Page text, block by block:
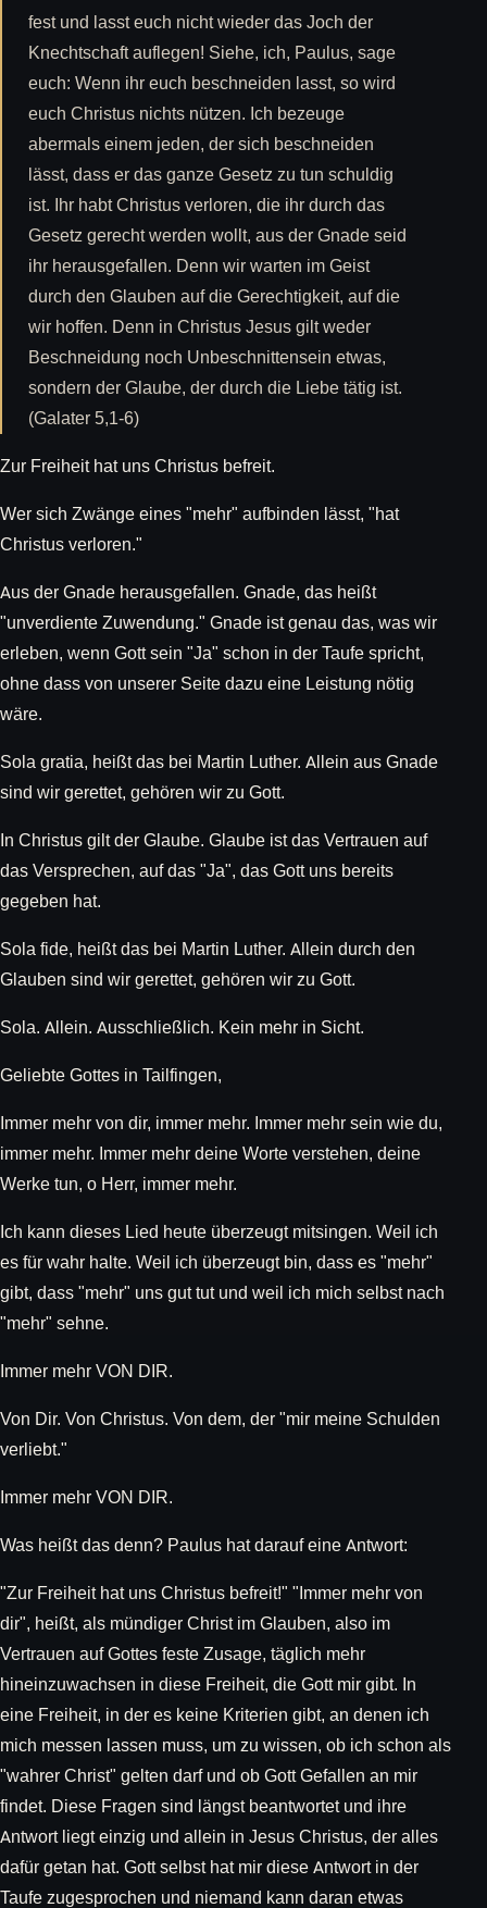
fest und lasst euch nicht wieder das Joch der
Knechtschaft auflegen! Siehe, ich, Paulus, sage
euch: Wenn ihr euch beschneiden lasst, so wird
euch Christus nichts nützen. Ich bezeuge
abermals einem jeden, der sich beschneiden
lässt, dass er das ganze Gesetz zu tun schuldig
ist. Ihr habt Christus verloren, die ihr durch das
Gesetz gerecht werden wollt, aus der Gnade seid
ihr herausgefallen. Denn wir warten im Geist
durch den Glauben auf die Gerechtigkeit, auf die
wir hoffen. Denn in Christus Jesus gilt weder
Beschneidung noch Unbeschnittensein etwas,
sondern der Glaube, der durch die Liebe tätig ist.
(Galater 5,1-6)
Zur Freiheit hat uns Christus befreit.
Wer sich Zwänge eines "mehr" aufbinden lässt, "hat
Christus verloren."
Aus der Gnade herausgefallen. Gnade, das heißt
"unverdiente Zuwendung." Gnade ist genau das, was wir
erleben, wenn Gott sein "Ja" schon in der Taufe spricht,
ohne dass von unserer Seite dazu eine Leistung nötig
wäre.
Sola gratia, heißt das bei Martin Luther. Allein aus Gnade
sind wir gerettet, gehören wir zu Gott.
In Christus gilt der Glaube. Glaube ist das Vertrauen auf
das Versprechen, auf das "Ja", das Gott uns bereits
gegeben hat.
Sola fide, heißt das bei Martin Luther. Allein durch den
Glauben sind wir gerettet, gehören wir zu Gott.
Sola. Allein. Ausschließlich. Kein mehr in Sicht.
Geliebte Gottes in Tailfingen,
Immer mehr von dir, immer mehr. Immer mehr sein wie du,
immer mehr. Immer mehr deine Worte verstehen, deine
Werke tun, o Herr, immer mehr.
Ich kann dieses Lied heute überzeugt mitsingen. Weil ich
es für wahr halte. Weil ich überzeugt bin, dass es "mehr"
gibt, dass "mehr" uns gut tut und weil ich mich selbst nach
"mehr" sehne.
Immer mehr VON DIR.
Von Dir. Von Christus. Von dem, der "mir meine Schulden
verliebt."
Immer mehr VON DIR.
Was heißt das denn? Paulus hat darauf eine Antwort:
"Zur Freiheit hat uns Christus befreit!" "Immer mehr von
dir", heißt, als mündiger Christ im Glauben, also im
Vertrauen auf Gottes feste Zusage, täglich mehr
hineinzuwachsen in diese Freiheit, die Gott mir gibt. In
eine Freiheit, in der es keine Kriterien gibt, an denen ich
mich messen lassen muss, um zu wissen, ob ich schon als
"wahrer Christ" gelten darf und ob Gott Gefallen an mir
findet. Diese Fragen sind längst beantwortet und ihre
Antwort liegt einzig und allein in Jesus Christus, der alles
dafür getan hat. Gott selbst hat mir diese Antwort in der
Taufe zugesprochen und niemand kann daran etwas